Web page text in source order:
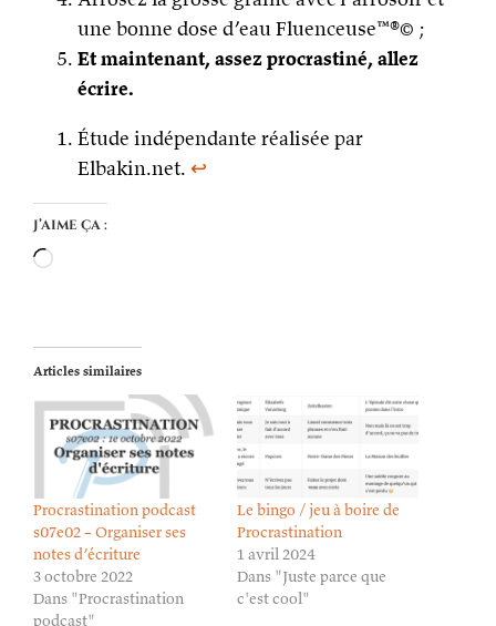
une bonne dose d’eau Fluenceuse™®© ;
Et maintenant, assez procrastiné, allez
écrire.
Étude indépendante réalisée par
Elbakin.net. ↩
J’aime ça :
Chargement…
Articles similaires
Procrastination podcast
s07e02 – Organiser ses
notes d’écriture
3 octobre 2022
Dans "Procrastination
podcast"
Le bingo / jeu à boire de
Procrastination
1 avril 2024
Dans "Juste parce que
c'est cool"